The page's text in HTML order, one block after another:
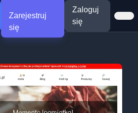
Zarejestruj
się
Zaloguj
się